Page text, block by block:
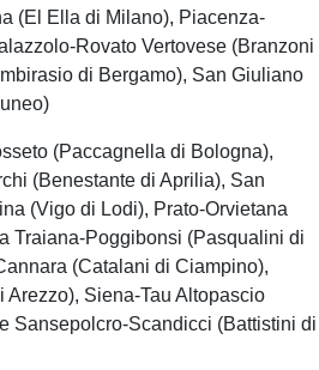
(El Ella di Milano), Piacenza-
Rovato Vertovese (Branzoni
di Bergamo), San Giuliano
(Paccagnella di Bologna),
(Benestante di Aprilia), San
(Vigo di Lodi), Prato-Orvietana
Traiana-Poggibonsi (Pasqualini di
(Catalani di Ciampino),
Siena-Tau Altopascio
Sansepolcro-Scandicci (Battistini di